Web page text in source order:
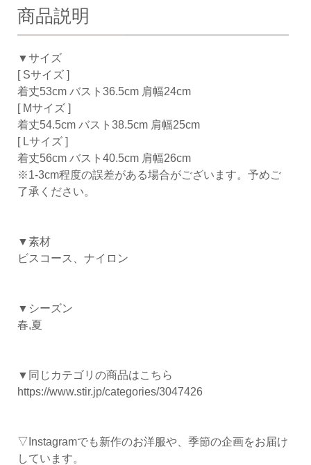
商品説明
▼サイズ
[ Sサイズ ]
着丈53cm バスト36.5cm 肩幅24cm
[ Mサイズ ]
着丈54.5cm バスト38.5cm 肩幅25cm
[ Lサイズ ]
着丈56cm バスト40.5cm 肩幅26cm
※1-3cm程度の誤差がある場合がございます。予めご
了承ください。
▼素材
ビスコース、ナイロン
▼シーズン
春,夏
▼同じカテゴリの商品はこちら
https://www.stir.jp/categories/3047426
▽Instagramでも新作のお洋服や、季節の企画をお届け
しています。